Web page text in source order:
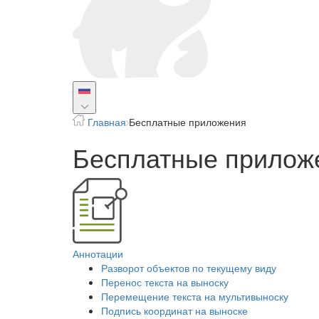
Главная Бесплатные приложения
Бесплатные
Аннотации
Разворот объектов по текущему виду
Перенос текста на выноску
Перемещение текста на мультивыноску
Подпись координат на выноске